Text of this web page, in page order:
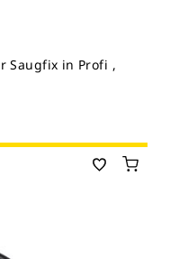
Saugfix in Profi ,